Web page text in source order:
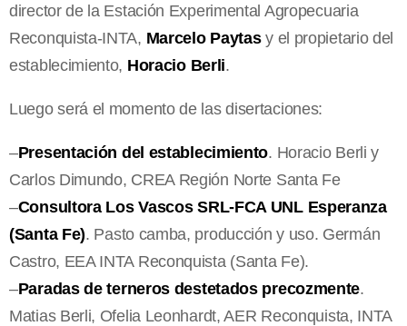
director de la Estación Experimental Agropecuaria
Reconquista-INTA, Marcelo Paytasy el propietario del
establecimiento, Horacio Berli.
Luego será el momento de las disertaciones:
–Presentación del establecimiento. Horacio Berli y
Carlos Dimundo, CREA Región Norte Santa Fe
–Consultora Los Vascos SRL-FCA UNL Esperanza
(Santa Fe). Pasto camba, producción y uso. Germán
Castro, EEA INTA Reconquista (Santa Fe).
–Paradas de terneros destetados precozmente.
Matias Berli, Ofelia Leonhardt, AER Reconquista, INTA